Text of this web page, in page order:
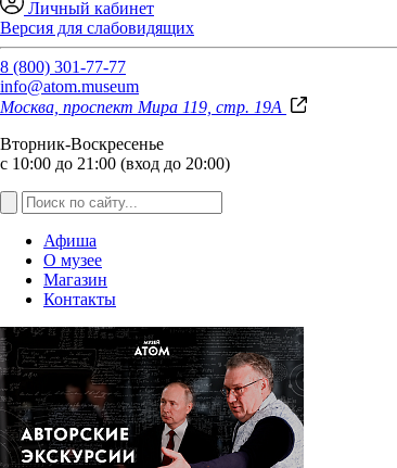
Личный кабинет
Версия для слабовидящих
8 (800) 301-77-77
info@atom.museum
Москва, проспект Мира 119, стр. 19А
Вторник-Воскресенье
с 10:00 до 21:00 (вход до 20:00)
Афиша
О музее
Магазин
Контакты